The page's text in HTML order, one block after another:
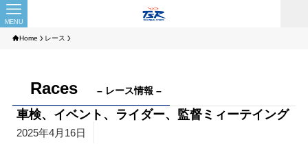
MENU
Home レース
Races – レース情報 –
車検、イベント、ライダー、監督ミィーテイング
2025年4月16日